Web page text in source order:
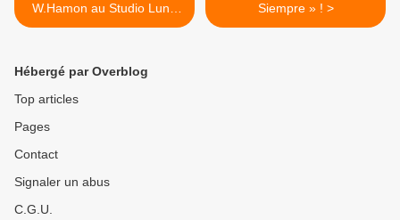
W.Hamon au Studio Luna
Rossa à l’occasion de la
Siempre » ! >
Hébergé par Overblog
Top articles
Pages
Contact
Signaler un abus
C.G.U.